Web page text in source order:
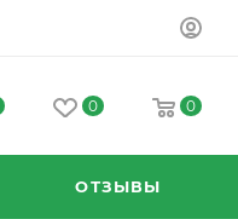
0 0
ОТЗЫВЫ